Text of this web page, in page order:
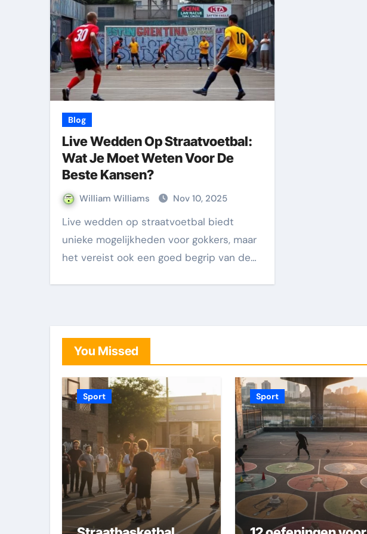
Blog
Live Wedden Op Straatvoetbal:
Wat Je Moet Weten Voor De
Beste Kansen?
William Williams Nov 10, 2025
Live wedden op straatvoetbal biedt
unieke mogelijkheden voor gokkers, maar
het vereist ook een goed begrip van de…
You Missed
Sport Sport